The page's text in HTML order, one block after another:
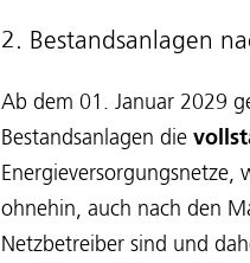
2. Bestandsanlagen
Ab dem 01. Januar 2029
Bestandsanlagen die
Energieversorgungsnetze,
ohnehin, auch nach den
Netzbetreiber sind und